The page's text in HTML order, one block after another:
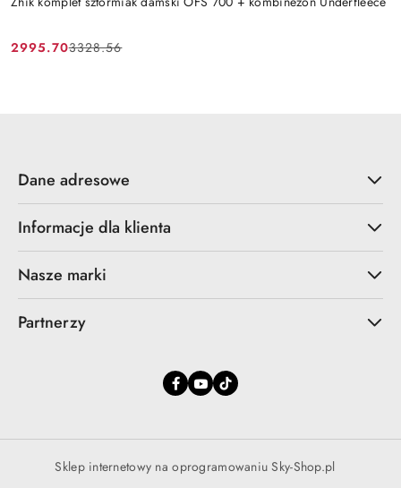
Cena
2995.70
Cena
3328.56
Dane adresowe
Informacje dla klienta
Nasze marki
Partnerzy
Sklep internetowy na oprogramowaniu Sky-Shop.pl